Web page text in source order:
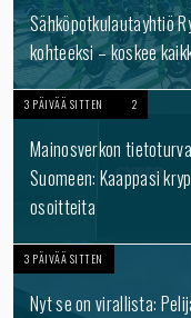
Sähköpotkulautayhtiö
kohteeksi – koskee
3 PÄIVÄÄ SITTEN 2
Mainosverkon
Suomeen: Kaappasi
osoitteita
3 PÄIVÄÄ SITTEN
Nyt se on virallista: